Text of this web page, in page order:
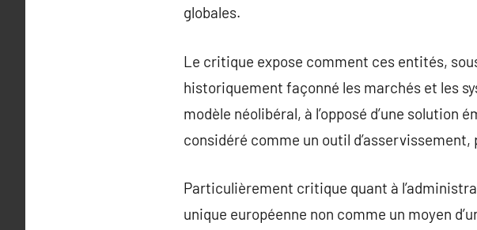
globales.
Le critique expose comment ces entités,
historiquement façonné les marchés et les
modèle néolibéral, à l’opposé d’une
considéré comme un outil
Particulièrement critique quant à
unique européenne non comme un moyen